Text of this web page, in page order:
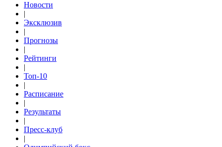
Новости
|
Эксклюзив
|
Прогнозы
|
Рейтинги
|
Топ-10
|
Расписание
|
Результаты
|
Пресс-клуб
|